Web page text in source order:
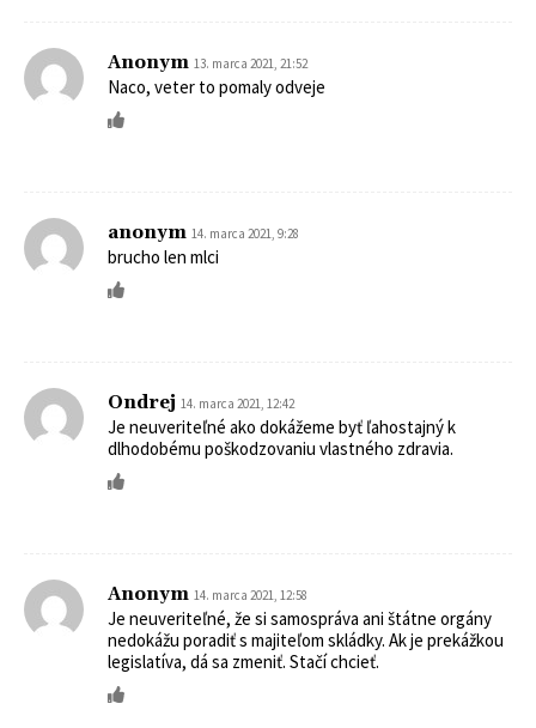
Anonym 13. marca 2021, 21:52
Naco, veter to pomaly odveje
anonym 14. marca 2021, 9:28
brucho len mlci
Ondrej 14. marca 2021, 12:42
Je neuveriteľné ako dokážeme byť ľahostajný k
dlhodobému poškodzovaniu vlastného zdravia.
Anonym 14. marca 2021, 12:58
Je neuveriteľné, že si samospráva ani štátne orgány
nedokážu poradiť s majiteľom skládky. Ak je prekážkou
legislatíva, dá sa zmeniť. Stačí chcieť.